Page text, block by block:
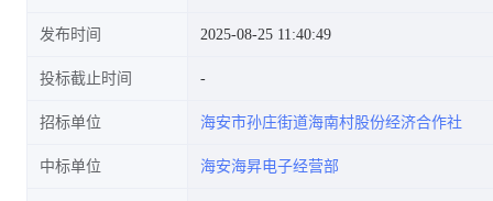
发布时间 2025-08-25 11:40:49
投标截止时间
招标单位 海安市孙庄街道海南村股份经济合作社
中标单位 海安海昇电子经营部